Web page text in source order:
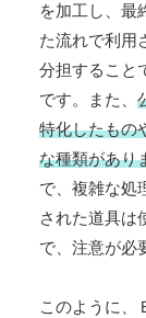
を加工し、最
た流れで利用
分担すること
です。また、
特化したもの
な種類があり
で、複雑な処
された道具は
で、注意が必
このように、